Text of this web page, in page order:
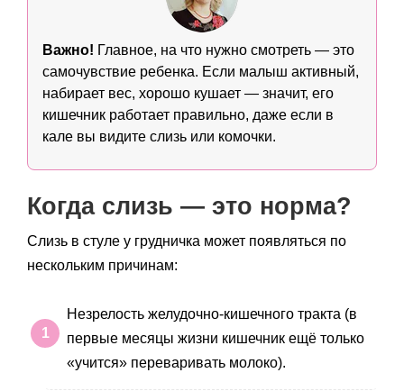
Важно! Главное, на что нужно смотреть — это
самочувствие ребенка. Если малыш активный,
набирает вес, хорошо кушает — значит, его
кишечник работает правильно, даже если в
кале вы видите слизь или комочки.
Когда слизь — это норма?
Слизь в стуле у грудничка может появляться по
нескольким причинам:
Незрелость желудочно-кишечного тракта (в
первые месяцы жизни кишечник ещё только
«учится» переваривать молоко).